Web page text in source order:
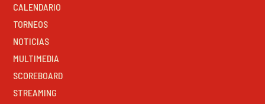
CALENDARIO
TORNEOS
NOTICIAS
MULTIMEDIA
SCOREBOARD
STREAMING